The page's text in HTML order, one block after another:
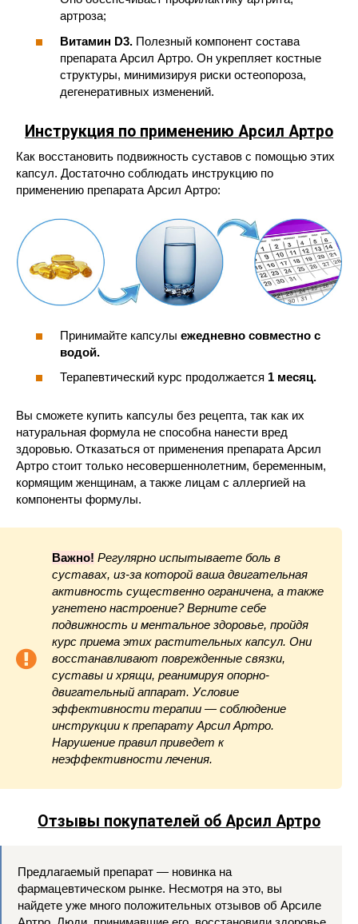
артроза;
Витамин D3. Полезный компонент состава
препарата Арсил Артро. Он укрепляет костные
структуры, минимизируя риски остеопороза,
дегенеративных изменений.
Инструкция по применению Арсил Артро
Как восстановить подвижность суставов с помощью этих
капсул. Достаточно соблюдать инструкцию по
применению препарата Арсил Артро:
Принимайте капсулы ежедневно совместно с
водой.
Терапевтический курс продолжается 1 месяц.
Вы сможете купить капсулы без рецепта, так как их
натуральная формула не способна нанести вред
здоровью. Отказаться от применения препарата Арсил
Артро стоит только несовершеннолетним, беременным,
кормящим женщинам, а также лицам с аллергией на
компоненты формулы.
Важно! Регулярно испытываете боль в
суставах, из-за которой ваша двигательная
активность существенно ограничена, а также
угнетено настроение? Верните себе
подвижность и ментальное здоровье, пройдя
курс приема этих растительных капсул. Они
восстанавливают поврежденные связки,
суставы и хрящи, реанимируя опорно-
двигательный аппарат. Условие
эффективности терапии — соблюдение
инструкции к препарату Арсил Артро.
Нарушение правил приведет к
неэффективности лечения.
Отзывы покупателей об Арсил Артро
Предлагаемый препарат — новинка на
фармацевтическом рынке. Несмотря на это, вы
найдете уже много положительных отзывов об Арсиле